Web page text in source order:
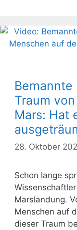
Traum
Mars: Hat
28. Oktober
Schon lange
Marslandung.
Menschen auf
dieser Traum